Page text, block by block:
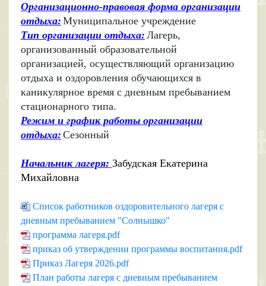
Организационно-правовая форма организации
отдыха: Муниципальное учреждение
Тип организации отдыха: Лагерь,
организованный образовательной
организацией, осуществляющий организацию
отдыха и оздоровления обучающихся в
каникулярное время с дневным пребыванием
стационарного типа.
Режим и график работы организации
отдыха: Сезонный
Начальник лагеря: Забудская Екатерина
Михайловна
Список работников оздоровительного лагеря с
дневным пребыванием "Солнышко"
программа лагеря.pdf
приказ об утверждении программы воспитания.pdf
Приказ Лагеря 2026.pdf
План работы лагеря с дневным пребыванием